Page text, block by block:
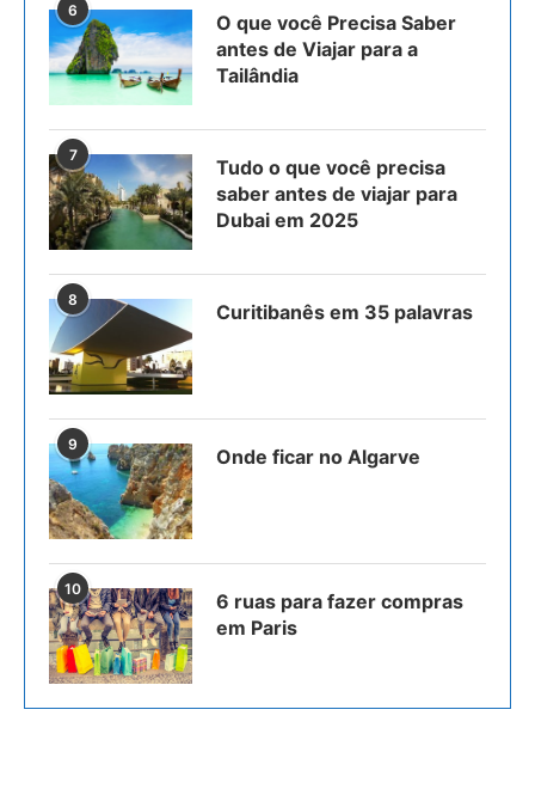
6
O que você Precisa Saber
antes de Viajar para a
Tailândia
7
Tudo o que você precisa
saber antes de viajar para
Dubai em 2025
8
Curitibanês em 35 palavras
9
Onde ficar no Algarve
10
6 ruas para fazer compras
em Paris